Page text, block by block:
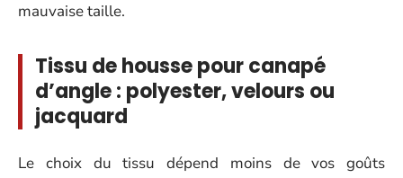
mauvaise taille.
Tissu de housse pour canapé
d’angle : polyester, velours ou
jacquard
Le choix du tissu dépend moins de vos goûts